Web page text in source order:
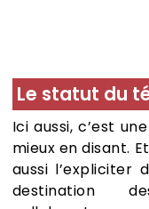
Le statut du
Ici aussi, c’est
mieux en disant.
aussi l’expliciter
destination